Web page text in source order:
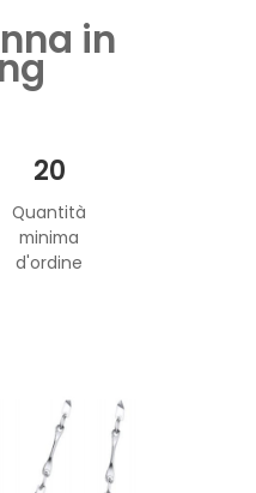
in
20
Quantità
minima
d'ordine